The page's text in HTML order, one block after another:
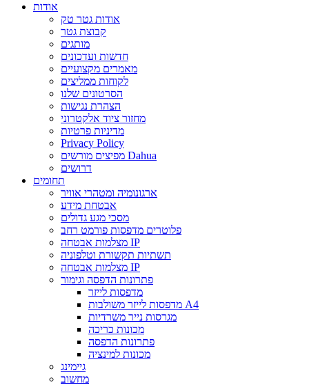
אודות
אודות גטר טק
קבוצת גטר
מותגים
חדשות ועדכונים
מאמרים מקצועיים
לקוחות ממליצים
הסרטונים שלנו
הצהרת נגישות
מחזור ציוד אלקטרוני
מדיניות פרטיות
Privacy Policy
מפיצים מורשים Dahua
דרושים
תחומים
ארגונומיה ומטהרי אוויר
אבטחת מידע
מסכי מגע גדולים
פלוטרים מדפסות פורמט רחב
מצלמות אבטחה IP
תשתיות תקשורת וטלפוניה
מצלמות אבטחה IP
פתרונות הדפסה וגימור
מדפסות לייזר
מדפסות לייזר משולבות A4
מגרסות נייר משרדיות
מכונות כריכה
פתרונות הדפסה
מכונות למינציה
גיימינג
מחשוב